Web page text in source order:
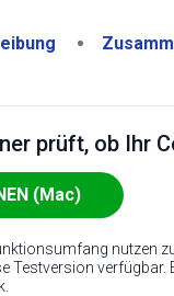
prüft, ob Ihr
(Mac)
nutzen
Testversion verfügbar.